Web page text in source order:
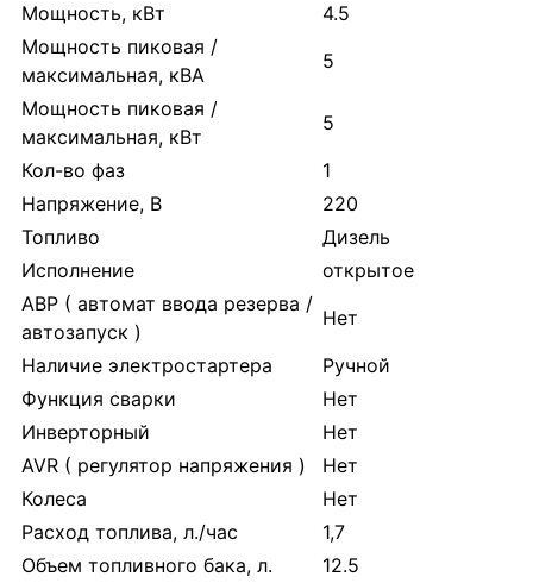
Мощность, кВт
4.5
Мощность пиковая /
максимальная, кВА
5
Мощность пиковая /
максимальная, кВт
5
Кол-во фаз
1
Напряжение, В
220
Топливо
Дизель
Исполнение
открытое
АВР ( автомат ввода резерва /
автозапуск )
Нет
Наличие электростартера
Ручной
Функция сварки
Нет
Инверторный
Нет
AVR ( регулятор напряжения )
Нет
Колеса
Нет
Расход топлива, л./час
1,7
Объем топливного бака, л.
12.5